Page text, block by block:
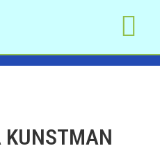
KUNSTMAN